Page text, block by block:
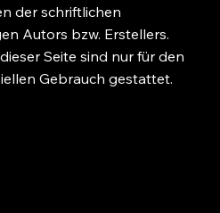
der schriftlichen
Autors bzw. Erstellers.
Seite sind nur für den
Gebrauch gestattet.